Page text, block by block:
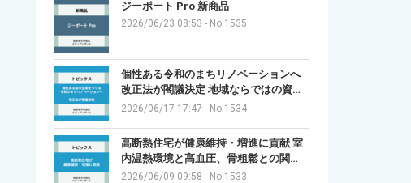
ジーポート Pro 新商品
2026/06/23 08:53 - No.1535
個性ある令和のまちリノベーションへ
改正法が閣議決定 地域ならではの資…
2026/06/17 17:47 - No.1534
高断熱住宅が健康維持・増進に貢献 室
内温熱環境と高血圧、骨粗鬆との関…
2026/06/09 09:58 - No.1533